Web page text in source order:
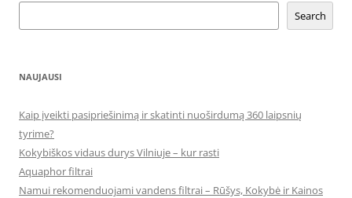
Search
NAUJAUSI
Kaip įveikti pasipriešinimą ir skatinti nuoširdumą 360 laipsnių
tyrime?
Kokybiškos vidaus durys Vilniuje – kur rasti
Aquaphor filtrai
Namui rekomenduojami vandens filtrai – Rūšys, Kokybė ir Kainos